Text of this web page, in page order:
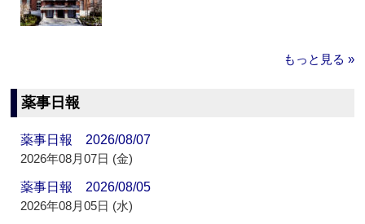
もっと見る »
薬事日報
薬事日報 2026/08/07
2026年08月07日 (金)
薬事日報 2026/08/05
2026年08月05日 (水)